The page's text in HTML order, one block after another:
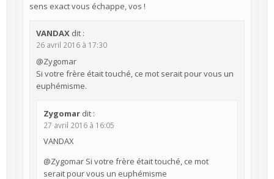
sens exact vous échappe, vos !
VANDAX dit :
26 avril 2016 à 17:30
@Zygomar
Si votre frère était touché, ce mot serait pour vous un
euphémisme.
Zygomar dit :
27 avril 2016 à 16:05
VANDAX
@Zygomar Si votre frère était touché, ce mot
serait pour vous un euphémisme